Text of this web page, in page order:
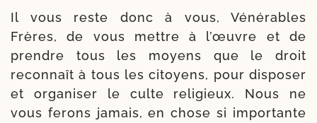
Il vous reste donc à vous, Vénérables
Frères, de vous mettre à l’œuvre et de
prendre tous les moyens que le droit
recon­naît à tous les citoyens, pour dis­po­ser
et orga­ni­ser le culte reli­gieux. Nous ne
vous ferons jamais, en chose si impor­tante